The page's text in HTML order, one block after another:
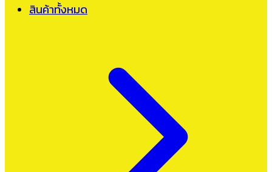
สินค้าทั้งหมด